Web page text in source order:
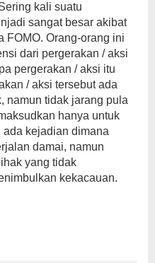
kali suatu
sangat besar akibat
FOMO. Orang-orang ini
dari pergerakan / aksi
pergerakan / aksi itu
/ aksi tersebut ada
namun tidak jarang pula
hanya untuk
ada kejadian dimana
damai, namun
yang tidak
kekacauan.